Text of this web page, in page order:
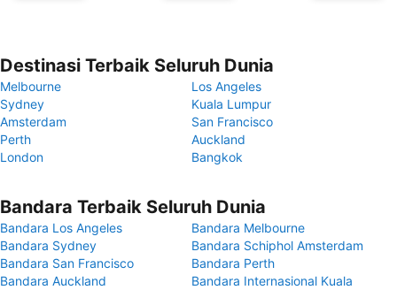
Destinasi Terbaik Seluruh Dunia
Melbourne
Los Angeles
Sydney
Kuala Lumpur
Amsterdam
San Francisco
Perth
Auckland
London
Bangkok
Bandara Terbaik Seluruh Dunia
Bandara Los Angeles
Bandara Melbourne
Bandara Sydney
Bandara Schiphol Amsterdam
Bandara San Francisco
Bandara Perth
Bandara Auckland
Bandara Internasional Kuala